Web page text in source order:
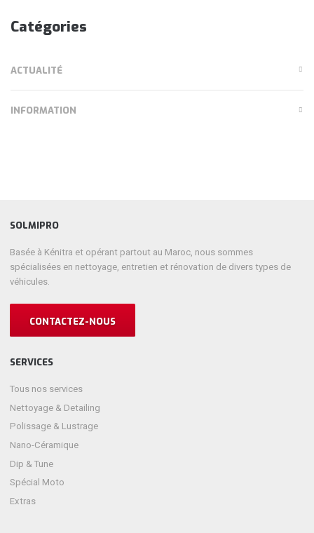
Catégories
ACTUALITÉ
INFORMATION
SOLMIPRO
Basée à Kénitra et opérant partout au Maroc, nous sommes
spécialisées en nettoyage, entretien et rénovation de divers types de
véhicules.
CONTACTEZ-NOUS
SERVICES
Tous nos services
Nettoyage & Detailing
Polissage & Lustrage
Nano-Céramique
Dip & Tune
Spécial Moto
Extras